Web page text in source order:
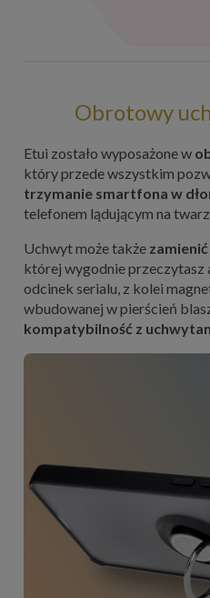
Obrotowy
Etui zostało wyposażone w
który przede wszystkim
trzymanie smartfona w
telefonem lądującym na
Uchwyt może także
której wygodnie przeczytasz
odcinek serialu, z kolei
wbudowanej w pierścień
kompatybilność z